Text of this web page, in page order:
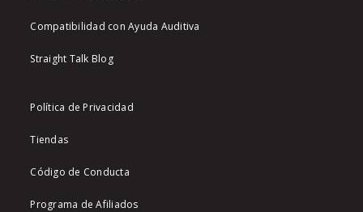
Compatibilidad con Ayuda Auditiva
Straight Talk Blog
Política de Privacidad
Tiendas
Código de Conducta
Programa de Afiliados